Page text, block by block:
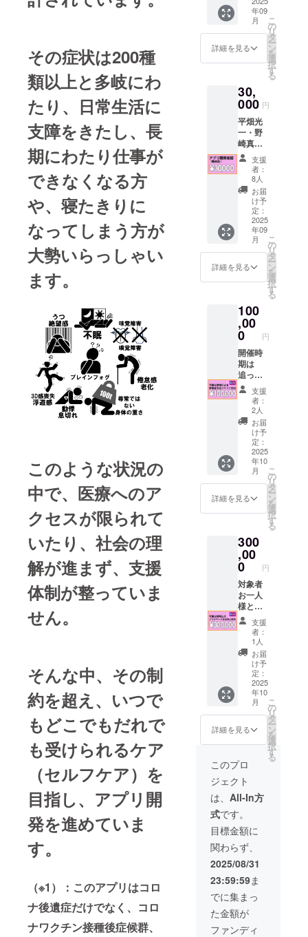
その症状は200種
類以上と多岐にわ
たり、日常生活に
支障をきたし、長
期にわたり仕事が
できなくなる方
や、寝たきりに
なってしまう方が
大勢いらっしゃい
ます。
このような状況の
中で、医療へのア
クセスが限られて
いたり、社会の理
解が進まず、支援
体制が整っていま
せん。
そんな中、その制
約を超え、いつで
もどこでもだれで
も受けられるケア
（セルフケア）を
目指し、アプリ開
発を進めていま
す。
（※1）：このアプリはコロ
ナ後遺症だけでなく、コロ
ナワクチン接種後症候群、
プリ開
発の苦
労話や
裏話の
文章を
閲覧で
ページ
のURL
をお送
りいた
しま
す。
（閲覧
期間：
ページ
のURL
が届い
た日か
ら3ヶ月
間有
効）
年09
月
詳細を見る
こ
の
リ
タ
ー
ン
を
選
択
す
る
30,
000 円
平畑光
一・野
崎真治
が、皆
様に感
謝の気
持ちを
込めて
撮影し
た、ア
プリ開
発の苦
労話や
裏話の
文章を
閲覧で
ページ
のURL
をお送
りいた
しま
す。収
録時
間：20
分（予
定）
（閲覧
期間：
動画
URLが
届いた
日から
3ヶ月間
有効）
支援
者：
8人
お届
け予
定：
2025
年09
月
詳細を見る
こ
の
リ
タ
ー
ン
を
選
択
す
る
100
,00
0 円
開催時
期は
追って
ご連絡
いたし
ます。
対象者
限定で
ZOOM
による
交流ラ
イブに
ご招待
しま
す。 時
間は約
度の予
定で
す。
（参加
者多数
の場合
には複
数回に
分けて
開催）
支援
者：
2人
お届
け予
定：
2025
年10
月
詳細を見る
こ
の
リ
タ
ー
ン
を
選
択
す
る
300
,00
0 円
対象者
お一人
様と平
畑＆野
崎両先
生だけ
のプラ
イベー
ト交流
会で
す。 時
間は約
30分程
度の予
定で
す。日
程は直
接調整
させて
頂きま
す。有
効期限
はクラ
ウド
ファン
ディン
グ終了
日より
3ヶ月と
させて
頂きま
す。
支援
者：
1人
お届
け予
定：
2025
年10
月
詳細を見る
こ
の
リ
タ
ー
ン
を
選
択
す
る
このプロ
ジェクト
は、 All-In方
式です。
目標金額に
関わらず、
2025/08/31
23:59:59ま
でに集まっ
た金額が
ファンディ